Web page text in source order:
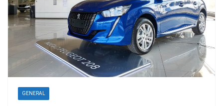
GENERAL